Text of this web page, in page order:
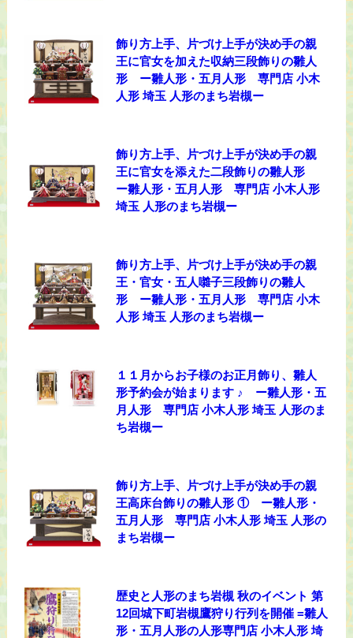
飾り方上手、片づけ上手が決め手の親
王に官女を加えた収納三段飾りの雛人
形 ー雛人形・五月人形 専門店 小木
人形 埼玉 人形のまち岩槻ー
飾り方上手、片づけ上手が決め手の親
王に官女を添えた二段飾りの雛人形
ー雛人形・五月人形 専門店 小木人形
埼玉 人形のまち岩槻ー
飾り方上手、片づけ上手が決め手の親
王・官女・五人囃子三段飾りの雛人
形 ー雛人形・五月人形 専門店 小木
人形 埼玉 人形のまち岩槻ー
１１月からお子様のお正月飾り、雛人
形予約会が始まります ♪ ー雛人形・五
月人形 専門店 小木人形 埼玉 人形のま
ち岩槻ー
飾り方上手、片づけ上手が決め手の親
王高床台飾りの雛人形 ① ー雛人形・
五月人形 専門店 小木人形 埼玉 人形の
まち岩槻ー
歴史と人形のまち岩槻 秋のイベント 第
12回城下町岩槻鷹狩り行列を開催 =雛人
形・五月人形の人形専門店 小木人形 埼